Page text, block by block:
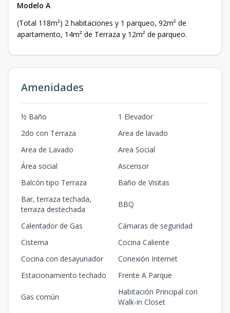
Modelo A
(Total 118m²) 2 habitaciones y 1 parqueo, 92m² de
apartamento, 14m² de Terraza y 12m² de parqueo.
Amenidades
½ Baño
1 Elevador
2do con Terraza
Area de lavado
Area de Lavado
Area Social
Área social
Ascensor
Balcón tipo Terraza
Baño de Visitas
Bar, terraza techada,
terraza destechada
BBQ
Calentador de Gas
Cámaras de seguridad
Cisterna
Cocina Caliente
Cocina con desayunador
Conexión Internet
Estacionamiento techado
Frente A Parque
Gas común
Habitación Principal con
Walk-in Closet